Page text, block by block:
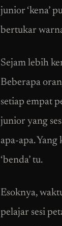
junior ‘kena’
bertukar
Sejam lebih
Beberapa
setiap empat
junior yang
apa-apa. Yang
‘benda’ tu.
Esoknya,
pelajar sesi